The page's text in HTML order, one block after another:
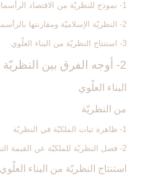
1- نموذج للنظريّة من الاقتصاد الرأسمالي
2- النظريّة الإسلاميّة ومقارنتها بالرأسماليّة
3- استنتاج النظريّة من البناء العلْوي
2- أوجه الفرق بين النظريّة الإسلاميّة والماركسيّة
البناء العلْوي
من النظريّة
1- ظاهرة ثبات الملكيّة في النظريّة
2- فصل النظريّة للملكيّة عن القيمة التبادليّة
استنتاج النظريّة من البناء العلْوي